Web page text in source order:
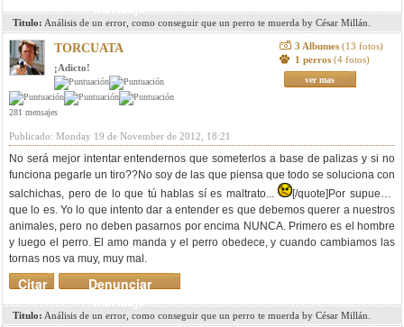
mensaje
Titulo: Análisis de un error, como conseguir que un perro te muerda by César Millán.
TORCUATA
¡Adicto!
281 mensajes
3 Albumes (13 fotos)
1 perros (4 fotos)
ver mas
Publicado: Monday 19 de November de 2012, 18:21
No será mejor intentar entendernos que someterlos a base de palizas y si no
funciona pegarle un tiro??No soy de las que piensa que todo se soluciona con
salchichas, pero de lo que tú hablas sí es maltrato...
[/quote]Por supuesto
que lo es. Yo lo que intento dar a entender es que debemos querer a nuestros
animales, pero no deben pasarnos por encima NUNCA. Primero es el hombre
y luego el perro. El amo manda y el perro obedece, y cuando cambiamos las
tornas nos va muy, muy mal.
Denunciar
mensaje
Citar
Titulo: Análisis de un error, como conseguir que un perro te muerda by César Millán.